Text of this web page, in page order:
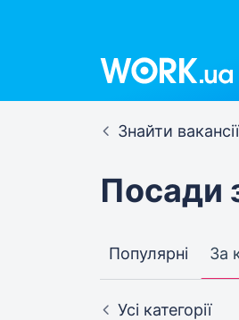
Знайти вакансії
Посади
Популярні За
Усі категорії